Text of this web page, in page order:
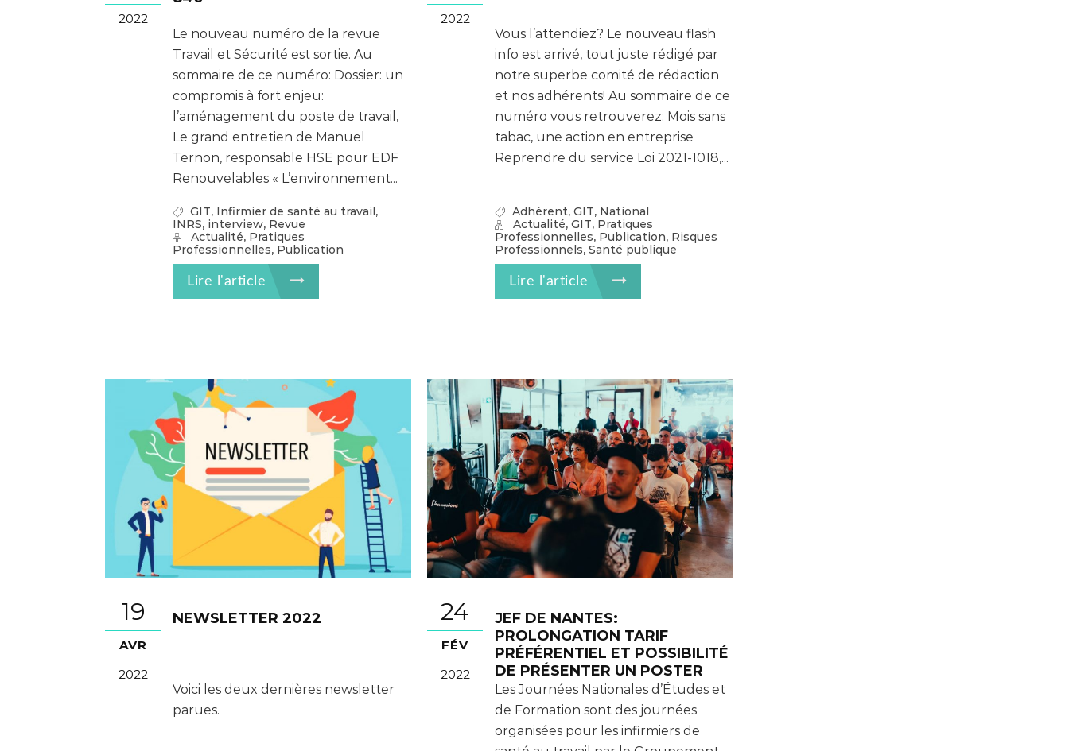
2022
Le nouveau numéro de la revue
Travail et Sécurité est sortie. Au
sommaire de ce numéro: Dossier: un
compromis à fort enjeu:
l’aménagement du poste de travail,
Le grand entretien de Manuel
Ternon, responsable HSE pour EDF
Renouvelables « L’environnement...
GIT, Infirmier de santé au travail,
INRS, interview, Revue
Actualité, Pratiques
Professionnelles, Publication
Lire l'article
2022
Vous l’attendiez? Le nouveau flash
info est arrivé, tout juste rédigé par
notre superbe comité de rédaction
et nos adhérents! Au sommaire de ce
numéro vous retrouverez: Mois sans
tabac, une action en entreprise
Reprendre du service Loi 2021-1018,...
Adhérent, GIT, National
Actualité, GIT, Pratiques
Professionnelles, Publication, Risques
Professionnels, Santé publique
Lire l'article
19
AVR
2022
NEWSLETTER 2022
Voici les deux dernières newsletter
parues.
24
FÉV
2022
JEF DE NANTES:
PROLONGATION TARIF
PRÉFÉRENTIEL ET POSSIBILITÉ
DE PRÉSENTER UN POSTER
Les Journées Nationales d’Études et
de Formation sont des journées
organisées pour les infirmiers de